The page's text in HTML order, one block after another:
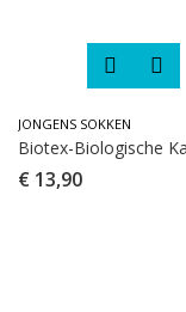
JONGENS SOKKEN
€ 13,90